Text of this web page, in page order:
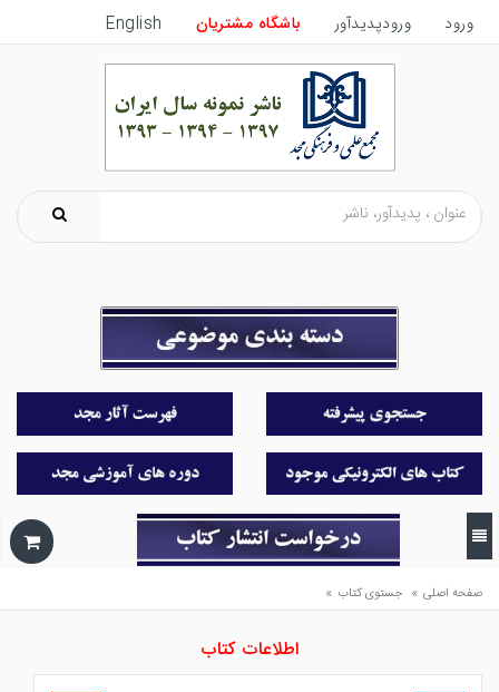
ورود ورودپدیدآور باشگاه مشتریان English
صفحه اصلی » جستوی کتاب »
اطلاعات کتاب